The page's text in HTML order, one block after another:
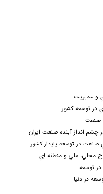
و مديريت
توسعه کشور
صنعت
انداز آينده صنعت ايران
صنعت در توسعه پايدار كشور
محلي، ملي و منطقه اي
توسعه
در دنیا